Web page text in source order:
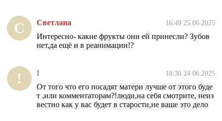
С Светлана 16:49 25.06.2025
Интересно- какие фрукты они ей принесли? Зубов
нет,да ещё и в реанимации!?
! ! 18:30 24.06.2025
От того что его посадят матери лучше от этого буде
т ,или комментаторам?!люди,на себя смотрите, неиз
вестно как у вас будет в старости,не ваше это дело